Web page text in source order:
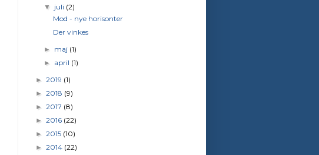
▼ juli (2)
Mod - nye horisonter
Der vinkes
► maj (1)
► april (1)
► 2019 (1)
► 2018 (9)
► 2017 (8)
► 2016 (22)
► 2015 (10)
► 2014 (22)